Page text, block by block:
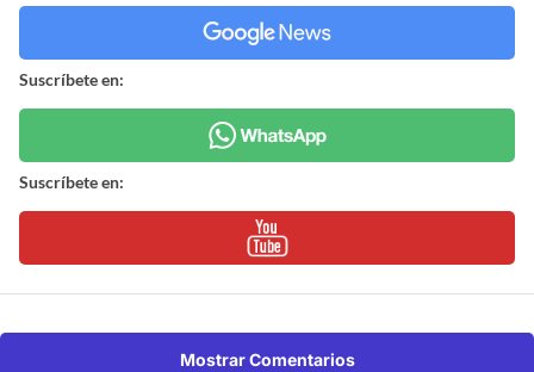
Suscríbete en:
Suscríbete en:
Mostrar Comentarios